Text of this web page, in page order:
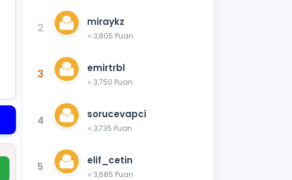
2 miraykz
⭐ 3,805 Puan
3 emirtrbl
⭐ 3,750 Puan
4 sorucevapci
⭐ 3,735 Puan
5 elif_cetin
⭐ 3,685 Puan